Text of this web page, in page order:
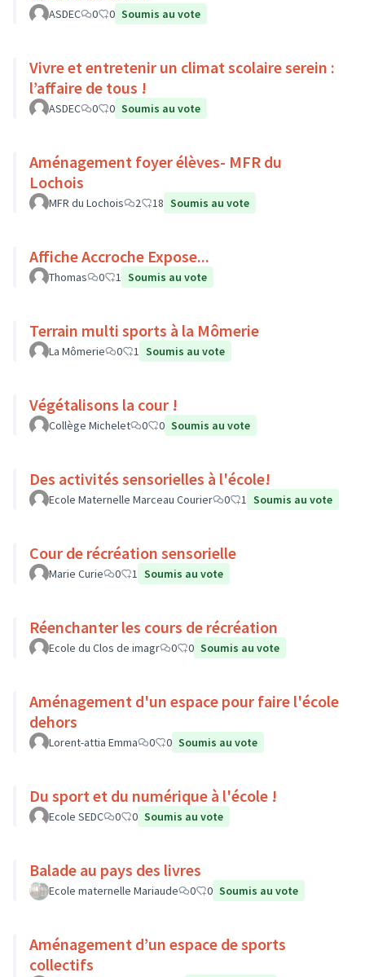
ASDEC 0 0 Soumis au vote
Vivre et entretenir un climat scolaire serein :
l’affaire de tous !
ASDEC 0 0 Soumis au vote
Aménagement foyer élèves- MFR du
Lochois
MFR du Lochois 2 18 Soumis au vote
Affiche Accroche Expose...
Thomas 0 1 Soumis au vote
Terrain multi sports à la Mômerie
La Mômerie 0 1 Soumis au vote
Végétalisons la cour !
Collège Michelet 0 0 Soumis au vote
Des activités sensorielles à l'école!
Ecole Maternelle Marceau Courier 0 1 Soumis au vote
Cour de récréation sensorielle
Marie Curie 0 1 Soumis au vote
Réenchanter les cours de récréation
Ecole du Clos de imagr 0 0 Soumis au vote
Aménagement d'un espace pour faire l'école
dehors
Lorent-attia Emma 0 0 Soumis au vote
Du sport et du numérique à l'école !
Ecole SEDC 0 0 Soumis au vote
Balade au pays des livres
Ecole maternelle Mariaude 0 0 Soumis au vote
Aménagement d’un espace de sports
collectifs